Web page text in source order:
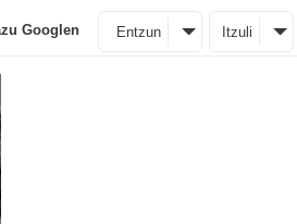
Googlen Entzun Itzuli